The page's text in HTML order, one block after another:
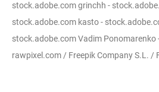
stock.adobe.com grinchh -
stock.adobe.com kasto -
stock.adobe.com Vadim Ponomarenko
rawpixel.com / Freepik Company S.L. /